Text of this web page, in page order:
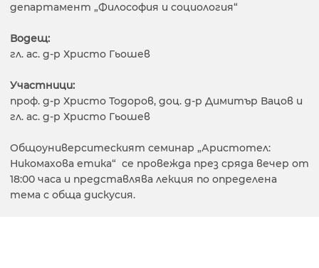
департамент „Философия и социология“
Водещ:
гл. ас. д-р Христо Гьошев
Участници:
проф. д-р Христо Тодоров, доц. д-р Димитър Вацов и
гл. ас. д-р Христо Гьошев
Общоуниверситеският семинар „Аристотел:
Никомахова етика“ се провежда през сряда вечер от
18:00 часа и представлява лекция по определена
тема с обща дискусия.